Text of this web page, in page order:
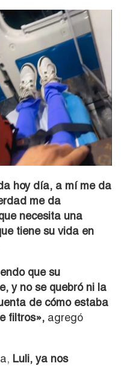
hoy día, a mí me da
me da
necesita una
tiene su vida en
que su
y no se quebró ni la
de cómo estaba
filtros», agregó
Luli, ya nos